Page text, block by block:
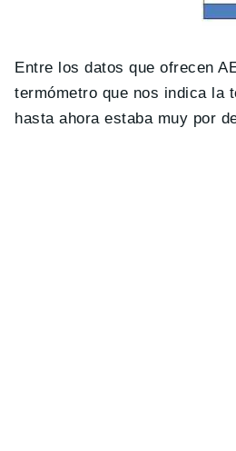
Entre los datos que ofrecen
termómetro que nos indica la
hasta ahora estaba muy por